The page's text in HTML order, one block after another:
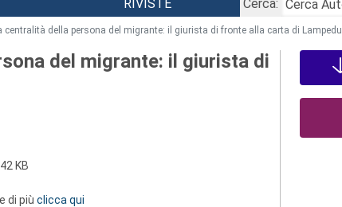
RIVISTE
Cerca:
centralità della persona del migrante: il giurista di fronte alla carta di
del migrante: il giurista di
42 KB
di più clicca qui